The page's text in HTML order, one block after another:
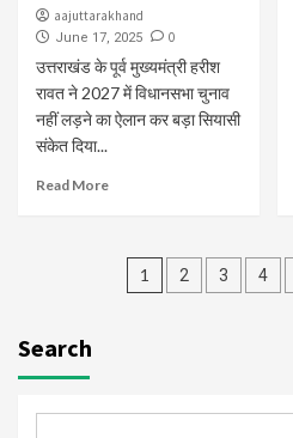
aajuttarakhand
June 17, 2025 0
उत्तराखंड के पूर्व मुख्यमंत्री हरीश
रावत ने 2027 में विधानसभा चुनाव
नहीं लड़ने का ऐलान कर बड़ा सियासी
संकेत दिया...
Read More
Posts
1 2 3 4
Search